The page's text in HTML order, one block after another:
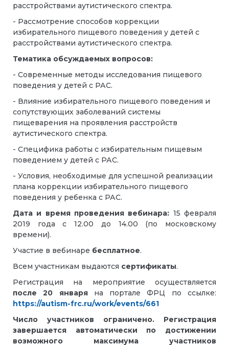
расстройствами аутистического спектра.
- Рассмотрение способов коррекции
избирательного пищевого поведения у детей с
расстройствами аутистического спектра.
Тематика обсуждаемых вопросов:
- Современные методы исследования пищевого
поведения у детей с РАС.
- Влияние избирательного пищевого поведения и
сопутствующих заболеваний системы
пищеварения на проявления расстройств
аутистического спектра.
- Специфика работы с избирательным пищевым
поведением у детей с РАС.
- Условия, необходимые для успешной реализации
плана коррекции избирательного пищевого
поведения у ребенка с РАС.
Дата и время проведения вебинара: 15 февраля
2019 года с 12.00 до 14.00 (по московскому
времени).
Участие в вебинаре бесплатное.
Всем участникам выдаются сертификаты.
Регистрация на мероприятие осуществляется
после 20 января
на портале ФРЦ по ссылке:
https://autism-frc.ru/work/events/661
Число участников ограничено. Регистрация
завершается автоматически по достижении
возможного максимума участников